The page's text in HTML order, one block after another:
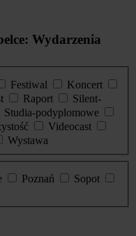
Wydarzenia
Festiwal
Koncert
Raport
Silent-
Studia-podyplomowe
Videocast
Wystawa
Poznań
Sopot